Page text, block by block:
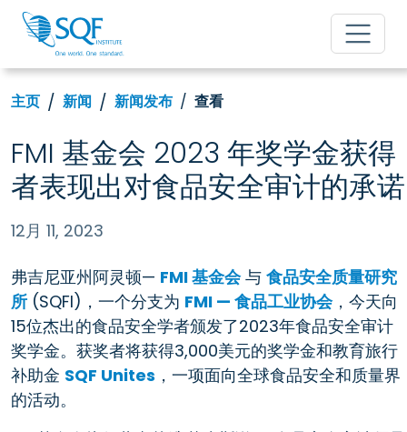
主页 新闻 新闻发布 查看
FMI 基金会 2023 年奖学金获得
者表现出对食品安全审计的承诺
12月 11, 2023
弗吉尼亚州阿灵顿— FMI 基金会与 食品安全质量研究
所 (SQFI)，一个分支为 FMI — 食品工业协会，今天向
15位杰出的食品安全学者颁发了2023年食品安全审计
奖学金。获奖者将获得3,000美元的奖学金和教育旅行
补助金 SQF Unites ，一项面向全球食品安全和质量界
的活动。